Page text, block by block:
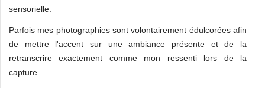
sensorielle.
Parfois mes photographies sont volontairement édulcorées afin
de mettre l'accent sur une ambiance présente et de la
retranscrire exactement comme mon ressenti lors de la
capture.